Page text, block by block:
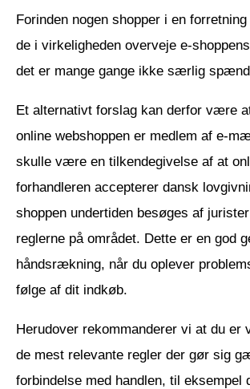
Forinden nogen shopper i en
de i virkeligheden overveje e-
det er mange gange ikke særlig
Et alternativt forslag kan derfor være
online webshoppen er medlem af e-
skulle være en tilkendegivelse af at
forhandleren accepterer dansk
shoppen undertiden besøges af
reglerne på området. Dette er en god
håndsrækning, når du oplever
følge af dit indkøb.
Herudover rekommanderer vi at du er
de mest relevante regler der gør sig
forbindelse med handlen, til eksempel